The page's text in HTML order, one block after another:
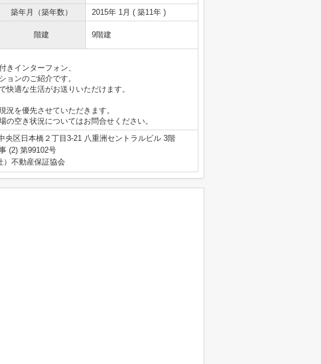
築年月（築年数） 2015年 1月 ( 築11年 )
階建 9階建
きインターフォン、
ョンのご紹介です。
快適な生活がお送りいただけます。
を優先させていただきます。
空き状況についてはお問合せください。
央区日本橋２丁目3-21 八重洲セントラルビル 3階
(2) 第99102号
）不動産保証協会